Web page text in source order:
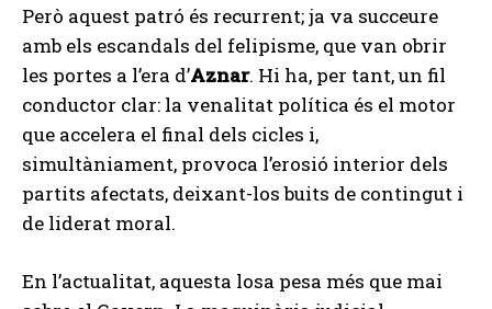
Però aquest patró és recurrent; ja va succeure
amb els escandals del felipisme, que van obrir
les portes a l’era d’Aznar. Hi ha, per tant, un fil
conductor clar: la venalitat política és el motor
que accelera el final dels cicles i,
simultàniament, provoca l’erosió interior dels
partits afectats, deixant-los buits de contingut i
de liderat moral.
En l’actualitat, aquesta losa pesa més que mai